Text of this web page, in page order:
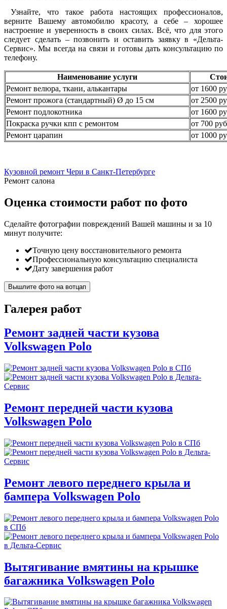
Узнайте, что такое работа настоящих профессионалов,
верните Вашему автомобилю красоту, а себе – хорошее
настроение и уверенность в своих силах. Всё, что для этого
следует сделать – позвонить и оставить заявку в «Дельта-
Сервис». Мы всегда на связи и готовы дать консультацию по
телефону.
Наименование услуги
Ремонт велюра, ткани, алькантары
от 1600
Ремонт прожога (стандартный) Ø до 15 см
от 2500
Ремонт подлокотника
от 1600
Покраска ручки кпп с ремонтом
от 700
Ремонт царапин
от 1000
Кузовной ремонт Чери в Санкт-Петербурге
Ремонт салона
Оценка стоимости работ по фото
Сделайте фотографии повреждений Вашей машины и за 10
минут получите:
Точную цену восстановительного ремонта
Профессиональную консультацию специалиста
Дату завершения работ
Вышлите фото на вотцап
Галерея работ
Ремонт задней части кузова
Volkswagen Polo
Ремонт передней части кузова
Volkswagen Polo
Ремонт левого переднего крыла и
бампера Volkswagen Polo
Вытягивание вмятины на крышке
багажника Volkswagen Polo